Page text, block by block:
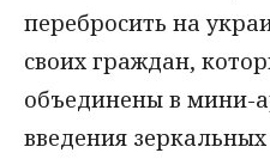
перебросить на
своих граждан,
объединены в мини-
введения